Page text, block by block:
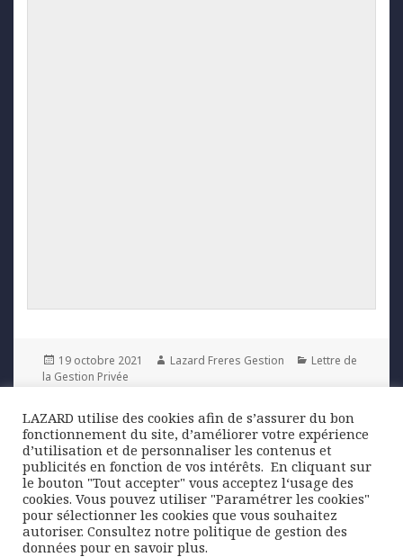
Posted
on
19 octobre 2021 Author
Lazard Freres Gestion Categories
Lettre de
la Gestion Privée
Navigation
l’article
PREVIOUS
Previous
post:
Les banques européennes tournent la
page des prêts sous moratoire
NEXT
Next
ENTRE NOUS | Lettre de la Gestion
LAZARD utilise des cookies afin de s’assurer du bon
fonctionnement du site, d’améliorer votre expérience
d’utilisation et de personnaliser les contenus et
publicités en fonction de vos intérêts. ​ En cliquant sur
le bouton "Tout accepter" vous acceptez l‘usage des
cookies. Vous pouvez utiliser "Paramétrer les cookies"
pour sélectionner les cookies que vous souhaitez
autoriser. Consultez notre politique de gestion des
données pour en savoir plus.